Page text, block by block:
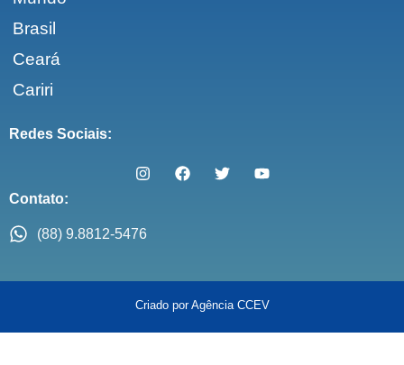
Brasil
Ceará
Cariri
Redes Sociais:
Contato:
(88) 9.8812-5476
Criado por Agência CCEV